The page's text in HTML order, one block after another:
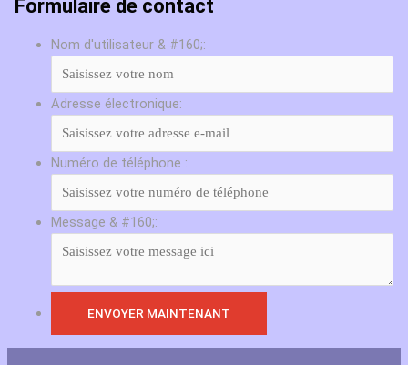
Formulaire de contact
Nom d'utilisateur & #160;:
Adresse électronique:
Numéro de téléphone :
Message & #160;: